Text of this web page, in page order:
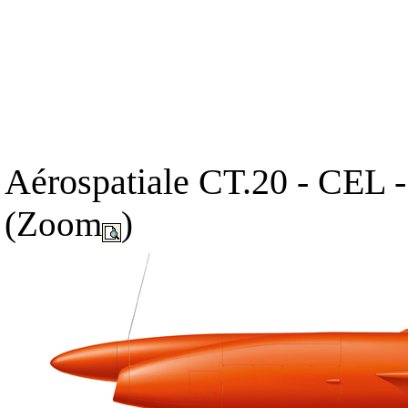
Aérospatiale CT.20 - CEL
(Zoom )